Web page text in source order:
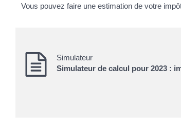
Vous pouvez faire une estimation de votre
Simulateur
Simulateur de calcul pour 2023 :